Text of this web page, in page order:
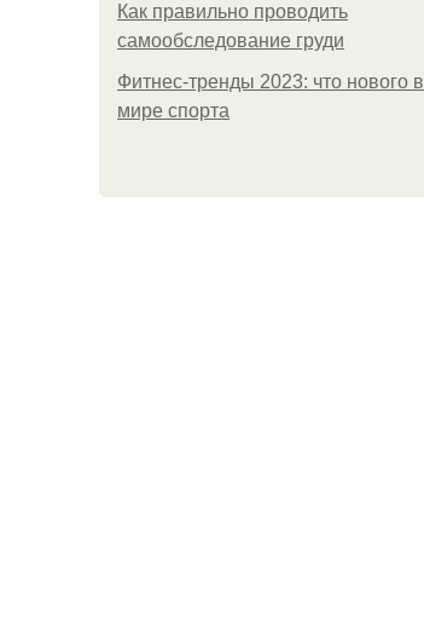
Как правильно проводить
самообследование груди
Фитнес-тренды 2023: что нового в
мире спорта